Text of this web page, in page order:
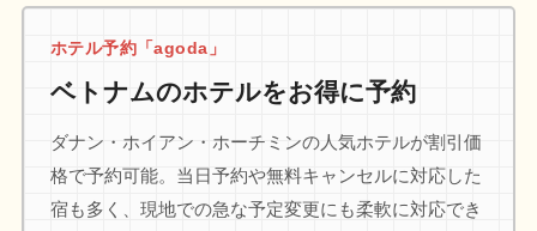
ホテル予約「agoda」
ベトナムのホテルをお得に予約
ダナン・ホイアン・ホーチミンの人気ホテルが割引価
格で予約可能。当日予約や無料キャンセルに対応した
宿も多く、現地での急な予定変更にも柔軟に対応でき